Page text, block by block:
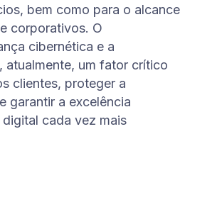
bem como para o alcance
corporativos. O
cibernética e a
atualmente, um fator crítico
clientes, proteger a
garantir a excelência
cada vez mais